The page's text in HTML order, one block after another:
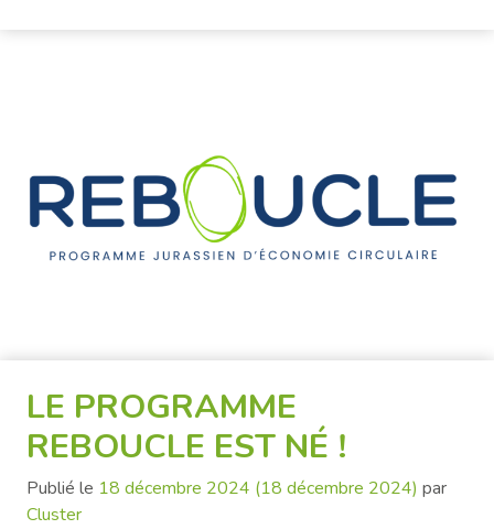
LE PROGRAMME
REBOUCLE EST NÉ !
Publié le 18 décembre 2024 (18 décembre 2024) par
Cluster